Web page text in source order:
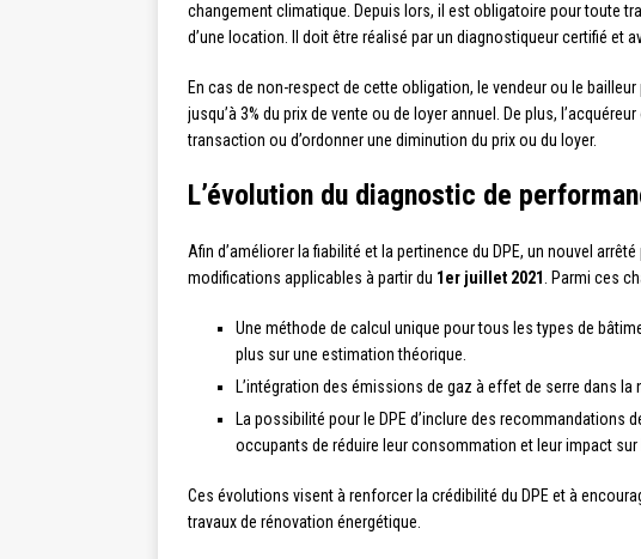
changement climatique. Depuis lors, il est obligatoire pour toute
d’une location. Il doit être réalisé par un diagnostiqueur certifié et
En cas de non-respect de cette obligation, le vendeur ou le
jusqu’à 3% du prix de vente ou de loyer annuel. De plus,
transaction ou d’ordonner une diminution du prix ou du loyer.
L’évolution du diagnostic de
Afin d’améliorer la fiabilité et la pertinence du DPE, un nouvel
modifications applicables à partir du 1er juillet 2021 . Parmi ces
Une méthode de calcul unique pour tous les types de
plus sur une estimation théorique.
L’intégration des émissions de gaz à effet de serre dans
La possibilité pour le DPE d’inclure des recommandations
occupants de réduire leur consommation et leur impact sur
Ces évolutions visent à renforcer la crédibilité du DPE et à
travaux de rénovation énergétique.